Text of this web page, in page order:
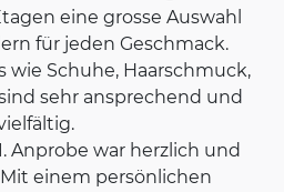
eine grosse Auswahl
für jeden Geschmack.
wie Schuhe, Haarschmuck,
sehr ansprechend und
Anprobe war herzlich und
einem persönlichen